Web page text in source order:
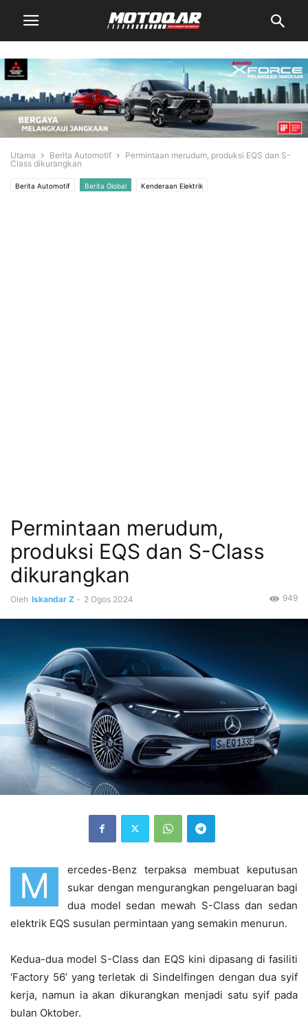
Utama Berita Automotif
Permintaan merudum, produksi EQS dan S-
Class dikurangkan
Berita Automotif Berita Global Kenderaan Elektrik
Permintaan merudum,
produksi EQS dan S-Class
dikurangkan
Oleh Iskandar Z - 2 Ogos 2024 949
M
ercedes-Benz terpaksa membuat keputusan
sukar dengan mengurangkan pengeluaran bagi
dua model sedan mewah S-Class dan sedan
elektrik EQS susulan permintaan yang semakin menurun.
Kedua-dua model S-Class dan EQS kini dipasang di fasiliti
‘Factory 56’ yang terletak di Sindelfingen dengan dua syif
kerja, namun ia akan dikurangkan menjadi satu syif pada
bulan Oktober.